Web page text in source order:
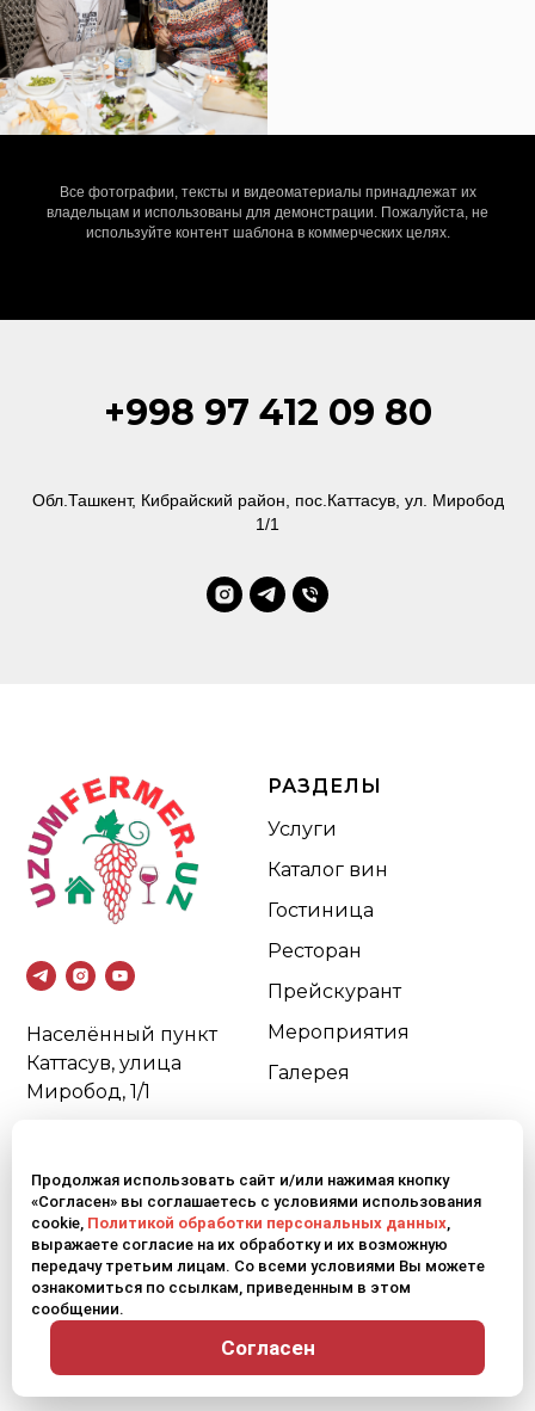
Все фотографии, тексты и видеоматериалы принадлежат их
владельцам и использованы для демонстрации. Пожалуйста, не
используйте контент шаблона в коммерческих целях.
+998 97 412 09 80
Обл.Ташкент, Кибрайский район, пос.Каттасув, ул. Миробод
1/1
Населённый пункт
Каттасув, улица
Миробод, 1/1
РАЗДЕЛЫ
Услуги
Каталог вин
Гостиница
Ресторан
Прейскурант
Мероприятия
Галерея
О нас
FAQ
Отзывы
Контакты
+998 97 412 09 80
reception@uzumfermer
.uz
Обратный звонок
Продолжая использовать сайт и/или нажимая кнопку
«Согласен» вы соглашаетесь с условиями использования
cookie, Политикой обработки персональных данных,
выражаете согласие на их обработку и их возможную
передачу третьим лицам. Со всеми условиями Вы можете
ознакомиться по ссылкам, приведенным в этом
сообщении.
Согласен